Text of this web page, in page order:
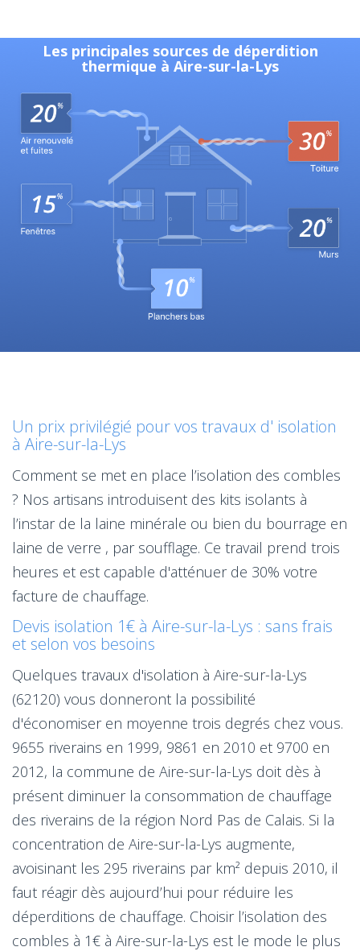
Les principales sources de déperdition
thermique à Aire-sur-la-Lys
Un prix privilégié pour vos travaux d' isolation
à Aire-sur-la-Lys
Comment se met en place l’isolation des combles
? Nos artisans introduisent des kits isolants à
l’instar de la laine minérale ou bien du bourrage en
laine de verre , par soufflage. Ce travail prend trois
heures et est capable d'atténuer de 30% votre
facture de chauffage.
Devis isolation 1€ à Aire-sur-la-Lys : sans frais
et selon vos besoins
Quelques travaux d'isolation à Aire-sur-la-Lys
(62120) vous donneront la possibilité
d'économiser en moyenne trois degrés chez vous.
9655 riverains en 1999, 9861 en 2010 et 9700 en
2012, la commune de Aire-sur-la-Lys doit dès à
présent diminuer la consommation de chauffage
des riverains de la région Nord Pas de Calais. Si la
concentration de Aire-sur-la-Lys augmente,
avoisinant les 295 riverains par km² depuis 2010, il
faut réagir dès aujourd’hui pour réduire les
déperditions de chauffage. Choisir l’isolation des
combles à 1€ à Aire-sur-la-Lys est le mode le plus